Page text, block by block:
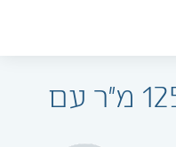
דירת 4 חדרים כ125 מ"ר עם